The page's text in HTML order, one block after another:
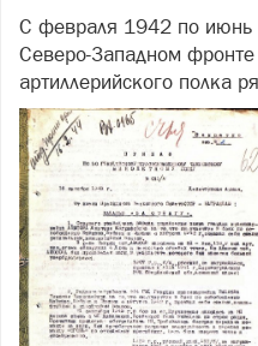
С февраля 1942 по июнь
Северо-Западном фронте
артиллерийского полка